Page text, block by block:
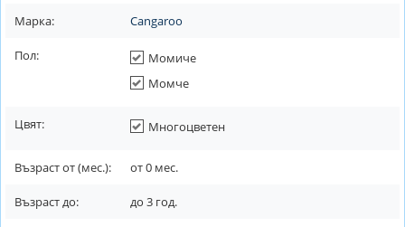
Марка: Cangaroo
Пол:
Момиче
Момче
Цвят: Многоцветен
Възраст от (мес.): от0 мес.
Възраст до: до 3 год.